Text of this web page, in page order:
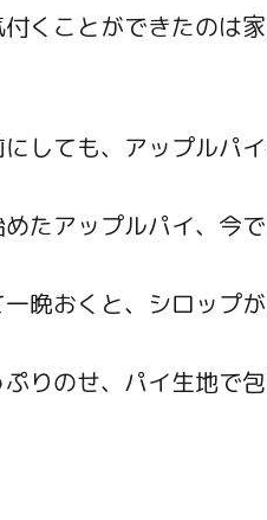
くことができたのは
しても、アップルパ
たアップルパイ、今
晩おくと、シロップ
りのせ、パイ生地で